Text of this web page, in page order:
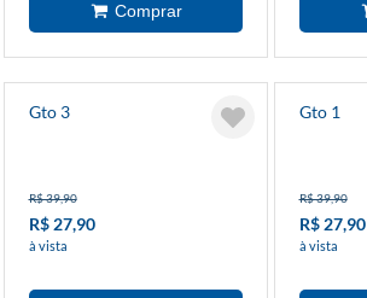
Gto 3
R$ 39,90
R$ 27,90
à vista
Gto 1
R$ 39,90
R$ 27,90
à vista